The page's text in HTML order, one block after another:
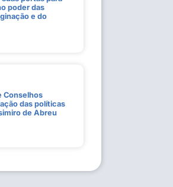
poder das
e do
Conselhos
das políticas
de Abreu